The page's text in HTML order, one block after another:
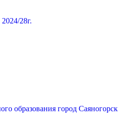
28г.
образования город Саяногорск